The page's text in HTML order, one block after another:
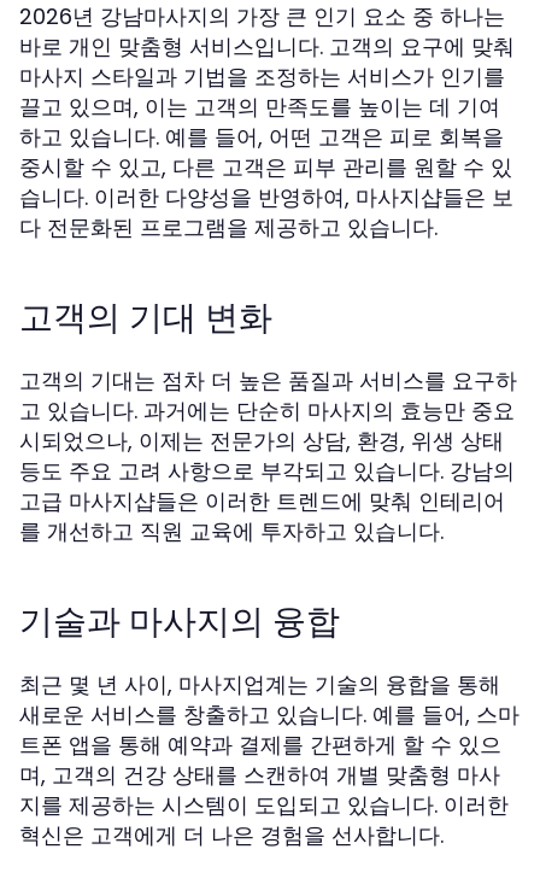
2026년 강남마사지의 가장 큰 인기 요소 중 하나는
바로 개인 맞춤형 서비스입니다. 고객의 요구에 맞춰
마사지 스타일과 기법을 조정하는 서비스가 인기를
끌고 있으며, 이는 고객의 만족도를 높이는 데 기여
하고 있습니다. 예를 들어, 어떤 고객은 피로 회복을
중시할 수 있고, 다른 고객은 피부 관리를 원할 수 있
습니다. 이러한 다양성을 반영하여, 마사지샵들은 보
다 전문화된 프로그램을 제공하고 있습니다.
고객의 기대 변화
고객의 기대는 점차 더 높은 품질과 서비스를 요구하
고 있습니다. 과거에는 단순히 마사지의 효능만 중요
시되었으나, 이제는 전문가의 상담, 환경, 위생 상태
등도 주요 고려 사항으로 부각되고 있습니다. 강남의
고급 마사지샵들은 이러한 트렌드에 맞춰 인테리어
를 개선하고 직원 교육에 투자하고 있습니다.
기술과 마사지의 융합
최근 몇 년 사이, 마사지업계는 기술의 융합을 통해
새로운 서비스를 창출하고 있습니다. 예를 들어, 스마
트폰 앱을 통해 예약과 결제를 간편하게 할 수 있으
며, 고객의 건강 상태를 스캔하여 개별 맞춤형 마사
지를 제공하는 시스템이 도입되고 있습니다. 이러한
혁신은 고객에게 더 나은 경험을 선사합니다.